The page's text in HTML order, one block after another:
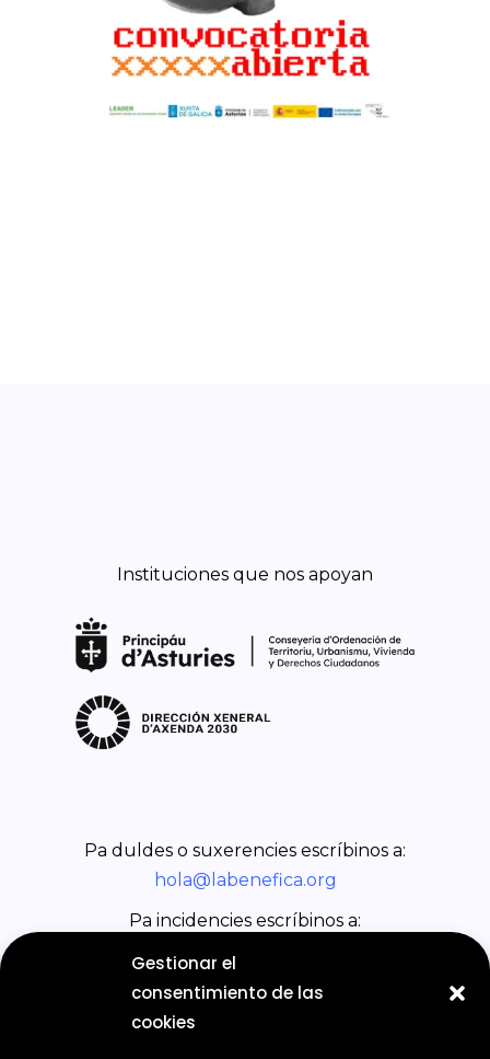
Gestionar el
consentimiento de las
cookies
Pa duldes o suxerencies escríbinos a:
hola@labenefica.org
Pa incidencies escríbinos a:
Instituciones que nos apoyan